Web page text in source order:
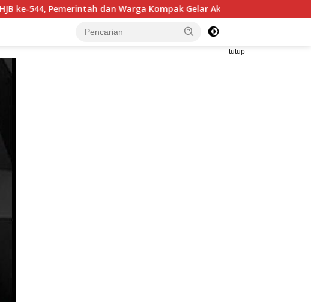
Kompak Gelar Aksi Bersih dan Tanam Ribuan Pohon di Jonggol
tutup